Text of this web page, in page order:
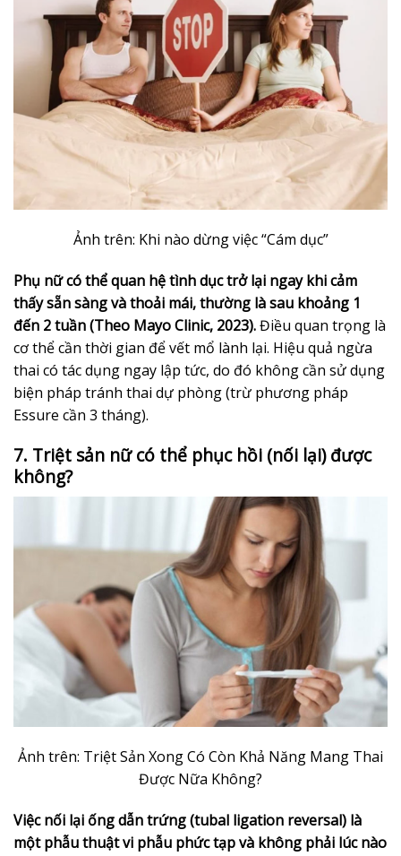
Ảnh trên: Khi nào dừng việc “Cám dục”
Phụ nữ có thể quan hệ tình dục trở lại ngay khi cảm
thấy sẵn sàng và thoải mái, thường là sau khoảng 1
đến 2 tuần (Theo Mayo Clinic, 2023).Điều quan trọng là
cơ thể cần thời gian để vết mổ lành lại. Hiệu quả ngừa
thai có tác dụng ngay lập tức, do đó không cần sử dụng
biện pháp tránh thai dự phòng (trừ phương pháp
Essure cần 3 tháng).
7. Triệt sản nữ có thể phục hồi (nối lại) được
không?
Ảnh trên: Triệt Sản Xong Có Còn Khả Năng Mang Thai
Được Nữa Không?
Việc nối lại ống dẫn trứng (tubal ligation reversal) là
một phẫu thuật vi phẫu phức tạp và không phải lúc nào